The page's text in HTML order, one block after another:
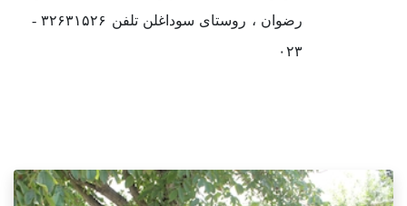
رضوان ، روستای سوداغلن تلفن ۳۲۶۳۱۵۲۶ -
۰۲۳